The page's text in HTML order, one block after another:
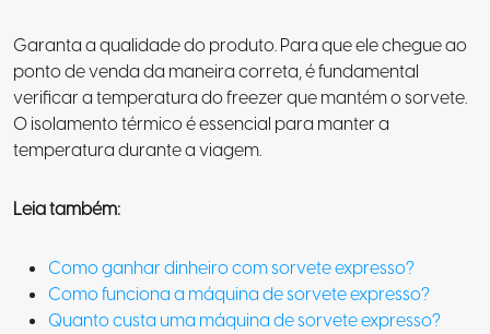
Garanta a qualidade do produto. Para que ele chegue ao
ponto de venda da maneira correta, é fundamental
verificar a temperatura do freezer que mantém o sorvete.
O isolamento térmico é essencial para manter a
temperatura durante a viagem.
Leia também:
Como ganhar dinheiro com sorvete expresso?
Como funciona a máquina de sorvete expresso?
Quanto custa uma máquina de sorvete expresso?